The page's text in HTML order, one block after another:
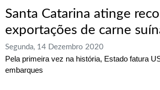
Santa Catarina atinge
exportações de carne
Segunda, 14 Dezembro 2020
Pela primeira vez na história, Estado fatura
embarques